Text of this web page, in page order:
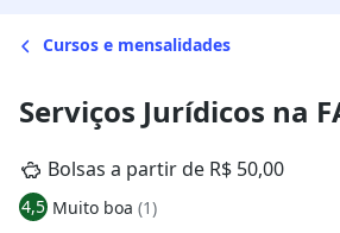
Cursos e mensalidades
Serviços Jurídicos na
Bolsas a partir de R$ 50,00
4,5 Muito boa (1)